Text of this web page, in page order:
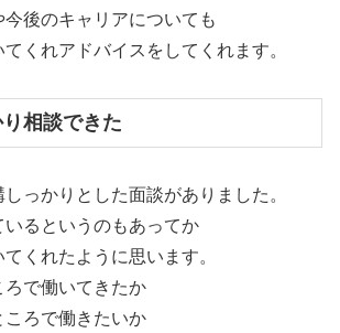
後のキャリアについても
くれアドバイスをしてくれます。
相談できた
っかりとした面談がありました。
るというのもあってか
くれたように思います。
で働いてきたか
ころで働きたいか